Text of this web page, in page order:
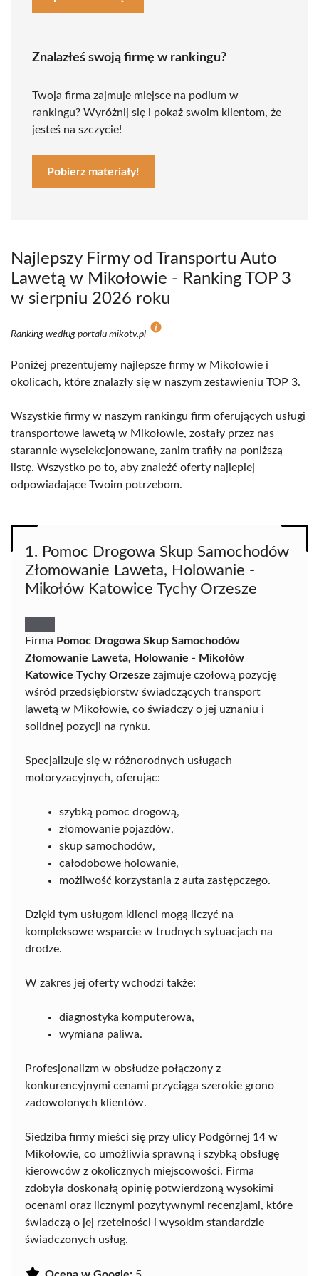
Znalazłeś swoją firmę w rankingu?
Twoja firma zajmuje miejsce na podium w
rankingu? Wyróżnij się i pokaż swoim klientom, że
jesteś na szczycie!
Pobierz materiały!
Najlepszy Firmy od Transportu Auto
Lawetą w Mikołowie - Ranking TOP 3
w sierpniu 2026 roku
Ranking według portalu mikotv.pl
Poniżej prezentujemy najlepsze firmy w Mikołowie i
okolicach, które znalazły się w naszym zestawieniu TOP 3.
Wszystkie firmy w naszym rankingu firm oferujących usługi
transportowe lawetą w Mikołowie, zostały przez nas
starannie wyselekcjonowane, zanim trafiły na poniższą
listę. Wszystko po to, aby znaleźć oferty najlepiej
odpowiadające Twoim potrzebom.
1. Pomoc Drogowa Skup Samochodów
Złomowanie Laweta, Holowanie -
Mikołów Katowice Tychy Orzesze
Firma Pomoc Drogowa Skup Samochodów
Złomowanie Laweta, Holowanie - Mikołów
Katowice Tychy Orzesze zajmuje czołową pozycję
wśród przedsiębiorstw świadczących transport
lawetą w Mikołowie, co świadczy o jej uznaniu i
solidnej pozycji na rynku.
Specjalizuje się w różnorodnych usługach
motoryzacyjnych, oferując:
szybką pomoc drogową,
złomowanie pojazdów,
skup samochodów,
całodobowe holowanie,
możliwość korzystania z auta zastępczego.
Dzięki tym usługom klienci mogą liczyć na
kompleksowe wsparcie w trudnych sytuacjach na
drodze.
W zakres jej oferty wchodzi także:
diagnostyka komputerowa,
wymiana paliwa.
Profesjonalizm w obsłudze połączony z
konkurencyjnymi cenami przyciąga szerokie grono
zadowolonych klientów.
Siedziba firmy mieści się przy ulicy Podgórnej 14 w
Mikołowie, co umożliwia sprawną i szybką obsługę
kierowców z okolicznych miejscowości. Firma
zdobyła doskonałą opinię potwierdzoną wysokimi
ocenami oraz licznymi pozytywnymi recenzjami, które
świadczą o jej rzetelności i wysokim standardzie
świadczonych usług.